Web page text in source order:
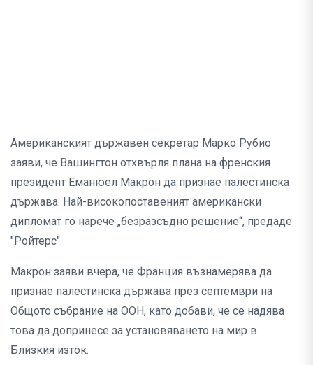
Американският държавен секретар Марко Рубио
заяви, че Вашингтон отхвърля плана на френския
президент Еманюел Макрон да признае палестинска
държава. Най-високопоставеният американски
дипломат го нарече „безразсъдно решение“, предаде
"Ройтерс".
Макрон заяви вчера, че Франция възнамерява да
признае палестинска държава през септември на
Общото събрание на ООН, като добави, че се надява
това да допринесе за установяването на мир в
Близкия изток.